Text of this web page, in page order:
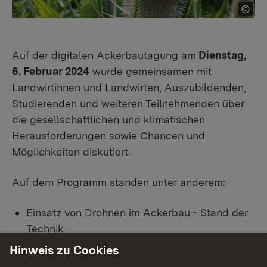
Auf der digitalen Ackerbautagung am Dienstag,
6. Februar 2024 wurde gemeinsamen mit
Landwirtinnen und Landwirten, Auszubildenden,
Studierenden und weiteren Teilnehmenden über
die gesellschaftlichen und klimatischen
Herausforderungen sowie Chancen und
Möglichkeiten diskutiert.
Auf dem Programm standen unter anderem:
Einsatz von Drohnen im Ackerbau - Stand der
Technik
Beratung.Zukunft.Land. - Vom Betriebs-Check
Hinweis zu Cookies